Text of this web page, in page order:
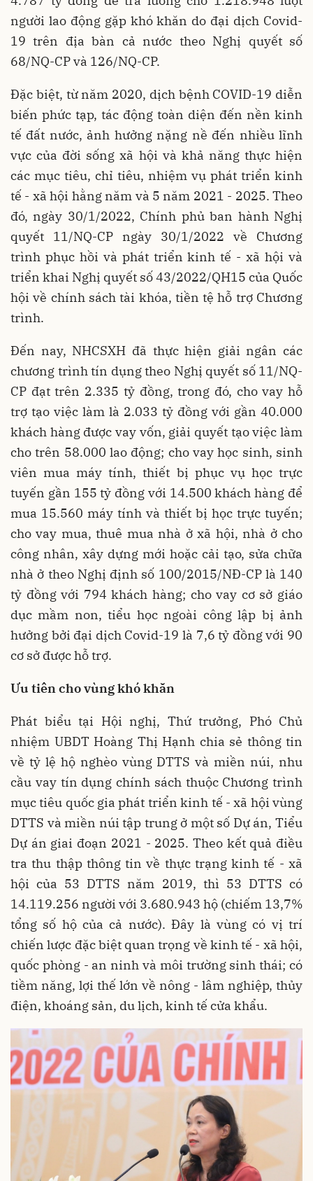
người lao động gặp khó khăn do đại dịch Covid-
19 trên địa bàn cả nước theo Nghị quyết số
68/NQ-CP và 126/NQ-CP.
Đặc biệt, từ năm 2020, dịch bệnh COVID-19 diễn
biến phức tạp, tác động toàn diện đến nền kinh
tế đất nước, ảnh hưởng nặng nề đến nhiều lĩnh
vực của đời sống xã hội và khả năng thực hiện
các mục tiêu, chỉ tiêu, nhiệm vụ phát triển kinh
tế - xã hội hằng năm và 5 năm 2021 - 2025. Theo
đó, ngày 30/1/2022, Chính phủ ban hành Nghị
quyết 11/NQ-CP ngày 30/1/2022 về Chương
trình phục hồi và phát triển kinh tế - xã hội và
triển khai Nghị quyết số 43/2022/QH15 của Quốc
hội về chính sách tài khóa, tiền tệ hỗ trợ Chương
trình.
Đến nay, NHCSXH đã thực hiện giải ngân các
chương trình tín dụng theo Nghị quyết số 11/NQ-
CP đạt trên 2.335 tỷ đồng, trong đó, cho vay hỗ
trợ tạo việc làm là 2.033 tỷ đồng với gần 40.000
khách hàng được vay vốn, giải quyết tạo việc làm
cho trên 58.000 lao động; cho vay học sinh, sinh
viên mua máy tính, thiết bị phục vụ học trực
tuyến gần 155 tỷ đồng với 14.500 khách hàng để
mua 15.560 máy tính và thiết bị học trực tuyến;
cho vay mua, thuê mua nhà ở xã hội, nhà ở cho
công nhân, xây dựng mới hoặc cải tạo, sửa chữa
nhà ở theo Nghị định số 100/2015/NĐ-CP là 140
tỷ đồng với 794 khách hàng; cho vay cơ sở giáo
dục mầm non, tiểu học ngoài công lập bị ảnh
hưởng bởi đại dịch Covid-19 là 7,6 tỷ đồng với 90
cơ sở được hỗ trợ.
Ưu tiên cho vùng khó khăn
Phát biểu tại Hội nghị, Thứ trưởng, Phó Chủ
nhiệm UBDT Hoàng Thị Hạnh chia sẻ thông tin
về tỷ lệ hộ nghèo vùng DTTS và miền núi, nhu
cầu vay tín dụng chính sách thuộc Chương trình
mục tiêu quốc gia phát triển kinh tế - xã hội vùng
DTTS và miền núi tập trung ở một số Dự án, Tiểu
Dự án giai đoạn 2021 - 2025. Theo kết quả điều
tra thu thập thông tin về thực trạng kinh tế - xã
hội của 53 DTTS năm 2019, thì 53 DTTS có
14.119.256 người với 3.680.943 hộ (chiếm 13,7%
tổng số hộ của cả nước). Đây là vùng có vị trí
chiến lược đặc biệt quan trọng về kinh tế - xã hội,
quốc phòng - an ninh và môi trường sinh thái; có
tiềm năng, lợi thế lớn về nông - lâm nghiệp, thủy
điện, khoáng sản, du lịch, kinh tế cửa khẩu.